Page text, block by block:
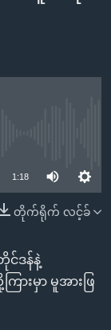
1:18
တိုက်ရိုက် လင့်ခ်
င်ဒန်နဲ့
ားမှာ မူအားဖြ